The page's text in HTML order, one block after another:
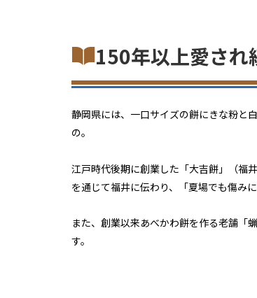
150年以上愛され
静岡県には、一口サイズの餅にきな粉と
の。
江戸時代後期に創業した「大吉餅」（福
を通じて福井に伝わり、「夏場でも傷み
また、創業以来あべかわ餅を作る老舗「
す。